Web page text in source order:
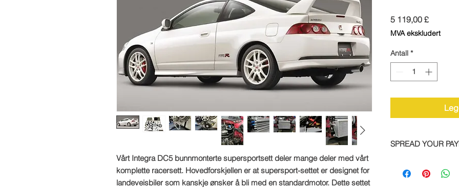
Vårt Integra DC5 bunnmonterte supersportsett deler mange deler med vårt
komplette racersett. Hovedforskjellen er at supersport-settet er designet for
landeveisbiler som kanskje ønsker å bli med en standardmotor. Dette settet
5 119,00 £Pris
MVA ekskludert
Antall *
SPREAD YOUR
on all TTS bike and